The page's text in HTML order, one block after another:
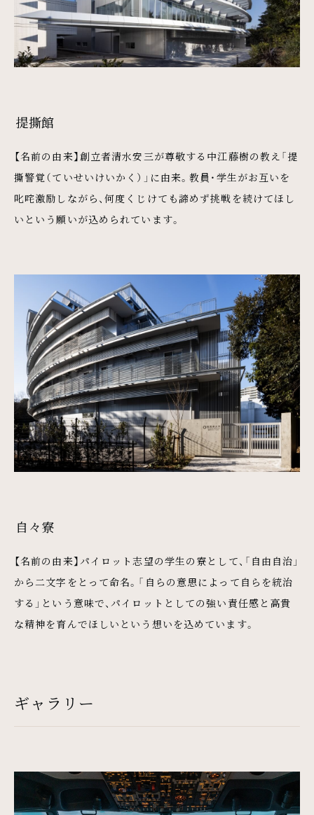
提撕館
【名前の由来】創立者清水安三が尊敬する中江藤樹の教え「提
撕警覚（ていせいけいかく）」に由来。教員・学生がお互いを
叱咤激励しながら、何度くじけても諦めず挑戦を続けてほし
いという願いが込められています。
自々寮
【名前の由来】パイロット志望の学生の寮として、「自由自治」
から二文字をとって命名。「自らの意思によって自らを統治
する」という意味で、パイロットとしての強い責任感と高貴
な精神を育んでほしいという想いを込めています。
ギャラリー